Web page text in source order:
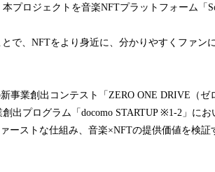
プロジェクトを音楽NFTプラットフォーム「
で、NFTをより身近に、分かりやすくファン
事業創出コンテスト「ZERO ONE DRIVE（ゼ
出プログラム「docomo STARTUP ※1-2」に
ーストな仕組み、音楽×NFTの提供価値を検証